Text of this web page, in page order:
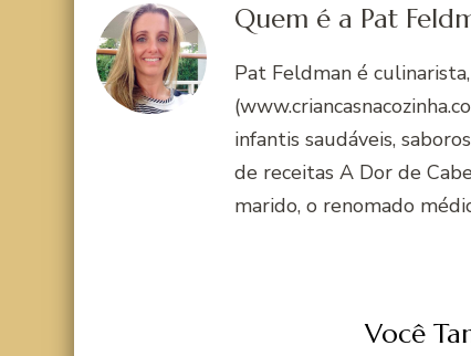
Quem é a Pat
Pat Feldman é
infantis saudáveis,
de receitas A Dor de
marido, o renomado
Você